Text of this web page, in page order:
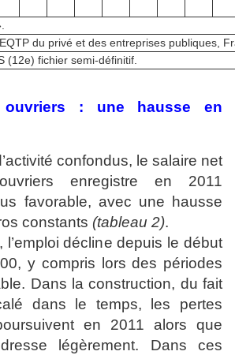
du privé et des entreprises publiques,
(12e) fichier semi-définitif.
ouvriers : une hausse en
confondus, le salaire net
enregistre en 2011
favorable, avec une hausse
constants (tableau 2).
l’emploi décline depuis le début
y compris lors des périodes
Dans la construction, du fait
dans le temps, les pertes
en 2011 alors que
légèrement. Dans ces